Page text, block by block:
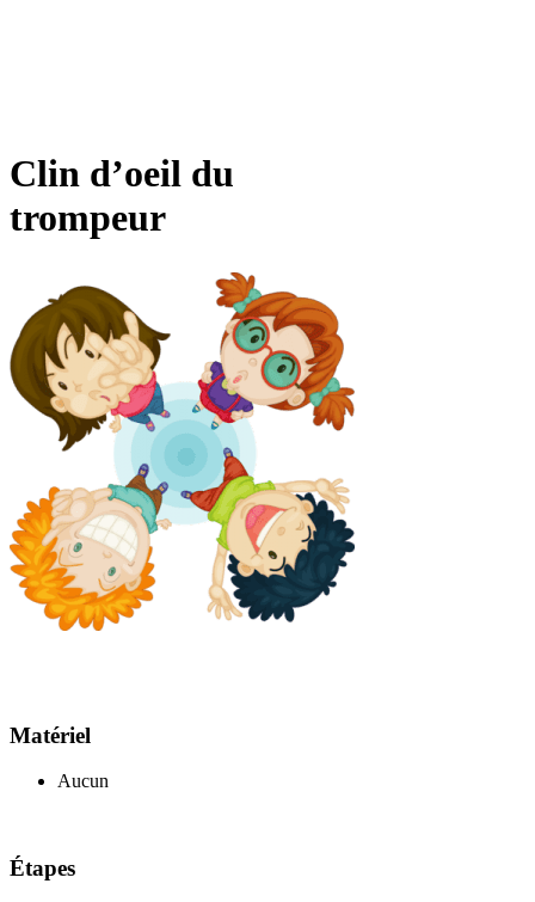
Clin d’oeil du
trompeur
Matériel
Aucun
Étapes